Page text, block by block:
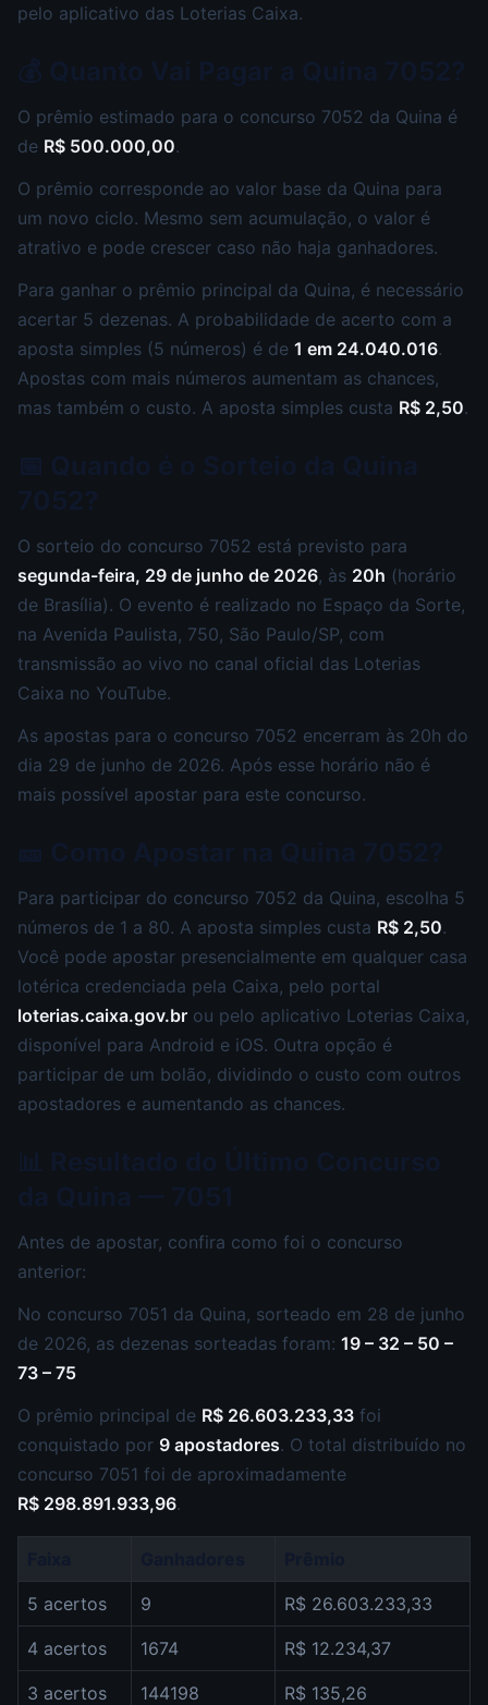
pelo aplicativo das Loterias Caixa.
O prêmio estimado para o concurso 7052 da Quina é
de R$ 500.000,00.
O prêmio corresponde ao valor base da Quina para
um novo ciclo. Mesmo sem acumulação, o valor é
atrativo e pode crescer caso não haja ganhadores.
Para ganhar o prêmio principal da Quina, é necessário
acertar 5 dezenas. A probabilidade de acerto com a
aposta simples (5 números) é de 1 em 24.040.016.
Apostas com mais números aumentam as chances,
mas também o custo. A aposta simples custa R$ 2,50.
O sorteio do concurso 7052 está previsto para
segunda-feira, 29 de junho de 2026, às 20h (horário
de Brasília). O evento é realizado no Espaço da Sorte,
na Avenida Paulista, 750, São Paulo/SP, com
transmissão ao vivo no canal oficial das Loterias
Caixa no YouTube.
As apostas para o concurso 7052 encerram às 20h do
dia 29 de junho de 2026. Após esse horário não é
mais possível apostar para este concurso.
Para participar do concurso 7052 da Quina, escolha 5
números de 1 a 80. A aposta simples custa R$ 2,50.
Você pode apostar presencialmente em qualquer casa
lotérica credenciada pela Caixa, pelo portal
loterias.caixa.gov.br ou pelo aplicativo Loterias Caixa,
disponível para Android e iOS. Outra opção é
participar de um bolão, dividindo o custo com outros
apostadores e aumentando as chances.
Antes de apostar, confira como foi o concurso
anterior:
No concurso 7051 da Quina, sorteado em 28 de junho
de 2026, as dezenas sorteadas foram: 19 – 32 – 50 –
73 – 75
O prêmio principal de R$ 26.603.233,33 foi
conquistado por 9 apostadores. O total distribuído no
concurso 7051 foi de aproximadamente
R$ 298.891.933,96.
5 acertos 9 R$ 26.603.233,33
4 acertos 1674 R$ 12.234,37
3 acertos 144198 R$ 135,26